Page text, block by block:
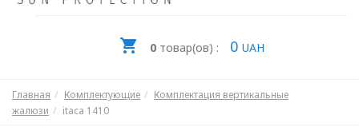
0товар(ов) : 0 UAH
Главная Комплектующие
Комплектация вертикальные
жалюзи
itaca 1410